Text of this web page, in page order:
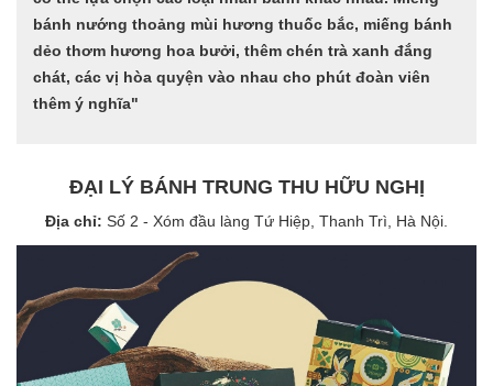
bánh nướng thoảng mùi hương thuốc bắc, miếng bánh
dẻo thơm hương hoa bưởi, thêm chén trà xanh đắng
chát, các vị hòa quyện vào nhau cho phút đoàn viên
thêm ý nghĩa"
ĐẠI LÝ BÁNH TRUNG THU HỮU NGHỊ
Địa chỉ: Số 2 - Xóm đầu làng Tứ Hiệp, Thanh Trì, Hà Nội.